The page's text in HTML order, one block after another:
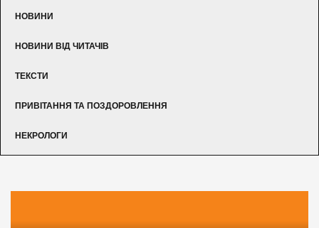
НОВИНИ
НОВИНИ ВІД ЧИТАЧІВ
ТЕКСТИ
ПРИВІТАННЯ ТА ПОЗДОРОВЛЕННЯ
НЕКРОЛОГИ